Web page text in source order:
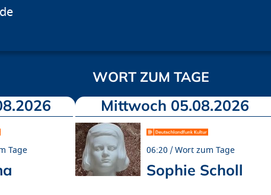
WORT ZUM TAGE
Tage
Mittwoch 05.08.2026
06:20 Wort zum Tage
Sophie Scholl